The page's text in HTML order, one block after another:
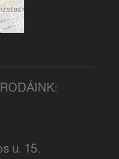
u. 15.